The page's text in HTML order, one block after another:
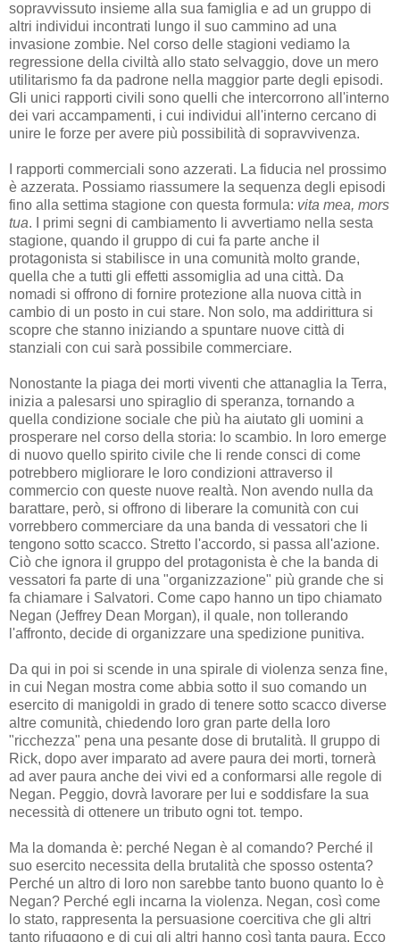
sopravvissuto insieme alla sua famiglia e ad un gruppo di
altri individui incontrati lungo il suo cammino ad una
invasione zombie. Nel corso delle stagioni vediamo la
regressione della civiltà allo stato selvaggio, dove un mero
utilitarismo fa da padrone nella maggior parte degli episodi.
Gli unici rapporti civili sono quelli che intercorrono all'interno
dei vari accampamenti, i cui individui all'interno cercano di
unire le forze per avere più possibilità di sopravvivenza.
I rapporti commerciali sono azzerati. La fiducia nel prossimo
è azzerata. Possiamo riassumere la sequenza degli episodi
fino alla settima stagione con questa formula: vita mea, mors
tua. I primi segni di cambiamento li avvertiamo nella sesta
stagione, quando il gruppo di cui fa parte anche il
protagonista si stabilisce in una comunità molto grande,
quella che a tutti gli effetti assomiglia ad una città. Da
nomadi si offrono di fornire protezione alla nuova città in
cambio di un posto in cui stare. Non solo, ma addirittura si
scopre che stanno iniziando a spuntare nuove città di
stanziali con cui sarà possibile commerciare.
Nonostante la piaga dei morti viventi che attanaglia la Terra,
inizia a palesarsi uno spiraglio di speranza, tornando a
quella condizione sociale che più ha aiutato gli uomini a
prosperare nel corso della storia: lo scambio. In loro emerge
di nuovo quello spirito civile che li rende consci di come
potrebbero migliorare le loro condizioni attraverso il
commercio con queste nuove realtà. Non avendo nulla da
barattare, però, si offrono di liberare la comunità con cui
vorrebbero commerciare da una banda di vessatori che li
tengono sotto scacco. Stretto l'accordo, si passa all'azione.
Ciò che ignora il gruppo del protagonista è che la banda di
vessatori fa parte di una "organizzazione" più grande che si
fa chiamare i Salvatori. Come capo hanno un tipo chiamato
Negan (Jeffrey Dean Morgan), il quale, non tollerando
l'affronto, decide di organizzare una spedizione punitiva.
Da qui in poi si scende in una spirale di violenza senza fine,
in cui Negan mostra come abbia sotto il suo comando un
esercito di manigoldi in grado di tenere sotto scacco diverse
altre comunità, chiedendo loro gran parte della loro
"ricchezza" pena una pesante dose di brutalità. Il gruppo di
Rick, dopo aver imparato ad avere paura dei morti, tornerà
ad aver paura anche dei vivi ed a conformarsi alle regole di
Negan. Peggio, dovrà lavorare per lui e soddisfare la sua
necessità di ottenere un tributo ogni tot. tempo.
Ma la domanda è: perché Negan è al comando? Perché il
suo esercito necessita della brutalità che sposso ostenta?
Perché un altro di loro non sarebbe tanto buono quanto lo è
Negan? Perché egli incarna la violenza. Negan, così come
lo stato, rappresenta la persuasione coercitiva che gli altri
tanto rifuggono e di cui gli altri hanno così tanta paura. Ecco